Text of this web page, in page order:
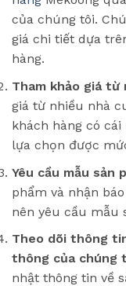
của chúng tôi.
giá chi tiết dựa
hàng.
Tham khảo giá từ
giá từ nhiều nhà
khách hàng có
lựa chọn được
Yêu cầu mẫu sản
phẩm và nhận
nên yêu cầu mẫu
Theo dõi thông
thông của chúng
nhật thông tin về